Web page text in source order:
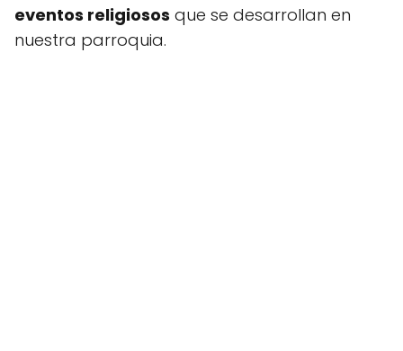
eventos religiosos que se desarrollan en
nuestra parroquia.